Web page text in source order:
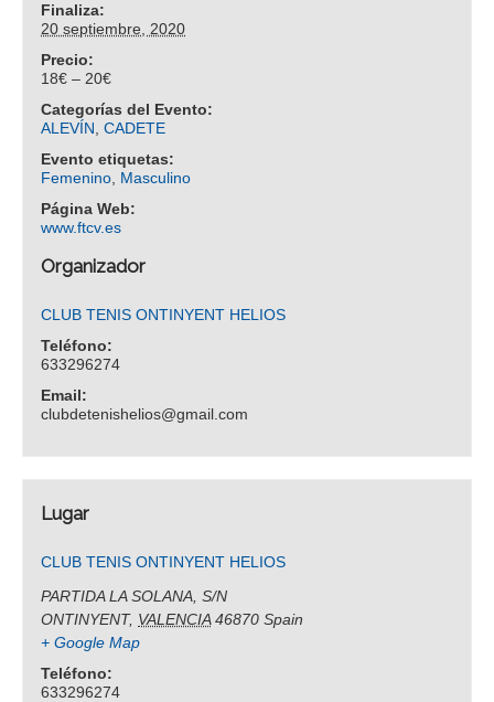
Finaliza:
20 septiembre, 2020
Precio:
18€ – 20€
Categorías del Evento:
ALEVÍN,CADETE
Evento etiquetas:
Femenino, Masculino
Página Web:
www.ftcv.es
Organizador
CLUB TENIS ONTINYENT HELIOS
Teléfono:
633296274
Email:
clubdetenishelios@gmail.com
Lugar
CLUB TENIS ONTINYENT HELIOS
PARTIDA LA SOLANA, S/N
ONTINYENT, VALENCIA 46870 Spain
+ Google Map
Teléfono:
633296274